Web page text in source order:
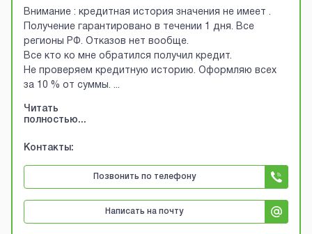
Внимание : кредитная история значения не имеет .
Получение гарантировано в течении 1 дня. Все
регионы РФ. Отказов нет вообще.
Все кто ко мне обратился получил кредит.
Не проверяем кредитную историю. Оформляю всех
за 10 % от суммы. ...
Читать
полностью...
Контакты:
Позвонить по телефону
Написать на почту